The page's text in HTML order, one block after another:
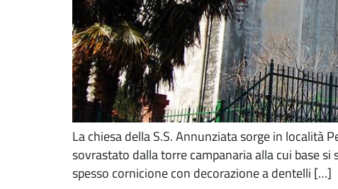
La chiesa della S.S. Annunziata sorge in località
sovrastato dalla torre campanaria alla cui base
spesso cornicione con decorazione a dentelli […]